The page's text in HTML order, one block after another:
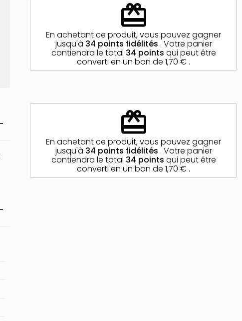
redeem
En achetant ce produit, vous pouvez gagner
jusqu'à 34 points fidélités . Votre panier
contiendra le total 34 points qui peut être
converti en un bon de1,70 € .
redeem
En achetant ce produit, vous pouvez gagner
jusqu'à 34 points fidélités . Votre panier
contiendra le total 34 points qui peut être
converti en un bon de1,70 € .